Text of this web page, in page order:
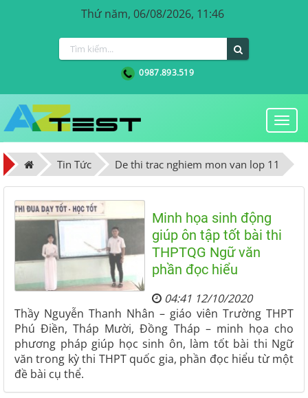
Thứ năm, 06/08/2026, 11:46
0987.893.519
Tin Tức De thi trac nghiem mon van lop 11
Minh họa sinh động
giúp ôn tập tốt bài thi
THPTQG Ngữ văn
phần đọc hiểu
04:41 12/10/2020
Thầy Nguyễn Thanh Nhân – giáo viên Trường THPT
Phú Điền, Tháp Mười, Đồng Tháp – minh họa cho
phương pháp giúp học sinh ôn, làm tốt bài thi Ngữ
văn trong kỳ thi THPT quốc gia, phần đọc hiểu từ một
đề bài cụ thể.